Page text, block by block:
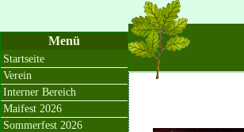
Menü
Startseite
Verein
Interner Bereich
Maifest 2026
Sommerfest 2026